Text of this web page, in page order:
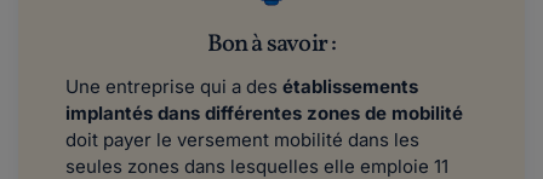
Bon à savoir :
Une entreprise qui a des établissements
implantés dans différentes zones de mobilité
doit payer le versement mobilité dans les
seules zones dans lesquelles elle emploie 11